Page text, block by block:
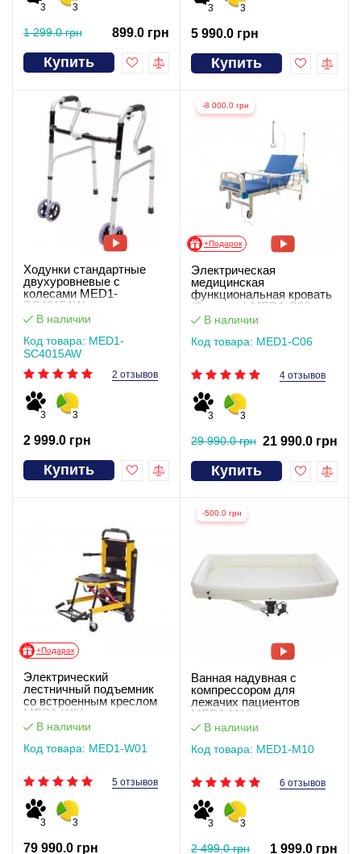
3 3
1 299.0 грн 899.0 грн
Купить
3 3
5 990.0 грн
Купить
Ходунки стандартные
двухуровневые с
колесами MED1-
SC4015AW
В наличии
Код товара: MED1-
SC4015AW
2 отзывов
3 3
2 999.0 грн
Купить
-8 000.0 грн
+Подарок
Электрическая
медицинская
функциональная кровать
(2 секции) MED1-С06.
Работает без света
В наличии
Код товара: MED1-С06
4 отзывов
3 3
29 990.0 грн 21 990.0 грн
Купить
+Подарок
Электрический
лестничный подъемник
со встроенным креслом
MED1-W01
В наличии
Код товара: MED1-W01
5 отзывов
3 3
79 990.0 грн
-500.0 грн
Ванная надувная с
компрессором для
лежачих пациентов
MED1-M10
В наличии
Код товара: MED1-M10
6 отзывов
3 3
2 499.0 грн 1 999.0 грн